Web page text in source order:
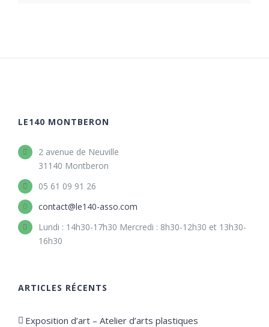
LE140 MONTBERON
2 avenue de Neuville
31140 Montberon
05 61 09 91 26
contact@le140-asso.com
Lundi : 14h30-17h30 Mercredi : 8h30-12h30 et 13h30-
16h30
ARTICLES RÉCENTS
Exposition d’art – Atelier d’arts plastiques